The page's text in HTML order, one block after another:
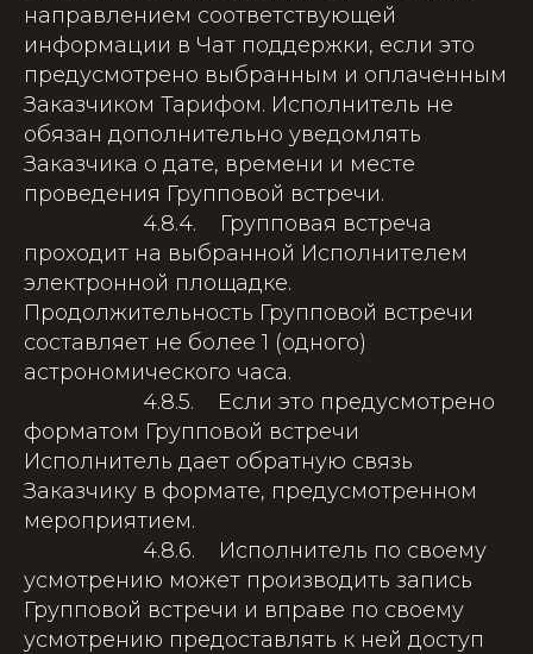
направлением соответствующей
информации в Чат поддержки, если это
предусмотрено выбранным и оплаченным
Заказчиком Тарифом. Исполнитель не
обязан дополнительно уведомлять
Заказчика о дате, времени и месте
проведения Групповой встречи.
4.8.4. Групповая встреча
проходит на выбранной Исполнителем
электронной площадке.
Продолжительность Групповой встречи
составляет не более 1 (одного)
астрономического часа.
4.8.5. Если это предусмотрено
форматом Групповой встречи
Исполнитель дает обратную связь
Заказчику в формате, предусмотренном
мероприятием.
4.8.6. Исполнитель по своему
усмотрению может производить запись
Групповой встречи и вправе по своему
усмотрению предоставлять к ней доступ